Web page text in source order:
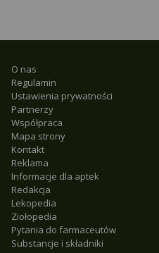
O nas
Regulamin
Ustawienia prywatności
Partnerzy
Współpraca
Mapa strony
Kontakt
Reklama
Informacje dla aptek
Redakcja
Lekopedia
Ziołopedia
Pytania do farmaceutów
Substancje i składniki